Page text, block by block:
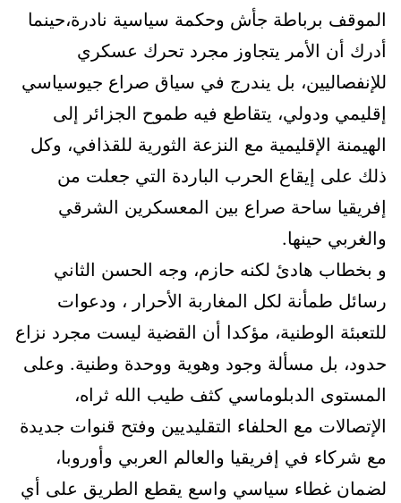
الموقف برباطة جأش وحكمة سياسية نادرة،حينما
أدرك أن الأمر يتجاوز مجرد تحرك عسكري
للإنفصاليين، بل يندرج في سياق صراع جيوسياسي
إقليمي ودولي، يتقاطع فيه طموح الجزائر إلى
الهيمنة الإقليمية مع النزعة الثورية للقذافي، وكل
ذلك على إيقاع الحرب الباردة التي جعلت من
إفريقيا ساحة صراع بين المعسكرين الشرقي
والغربي حينها.
و بخطاب هادئ لكنه حازم، وجه الحسن الثاني
رسائل طمأنة لكل المغاربة الأحرار ، ودعوات
للتعبئة الوطنية، مؤكدا أن القضية ليست مجرد نزاع
حدود، بل مسألة وجود وهوية ووحدة وطنية. وعلى
المستوى الدبلوماسي كثف طيب الله ثراه،
الإتصالات مع الحلفاء التقليديين وفتح قنوات جديدة
مع شركاء في إفريقيا والعالم العربي وأوروبا،
لضمان غطاء سياسي واسع يقطع الطريق على أي